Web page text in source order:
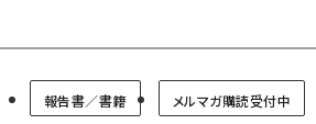
リッドフォーラム
報告書／書籍 メルマガ購読受付中